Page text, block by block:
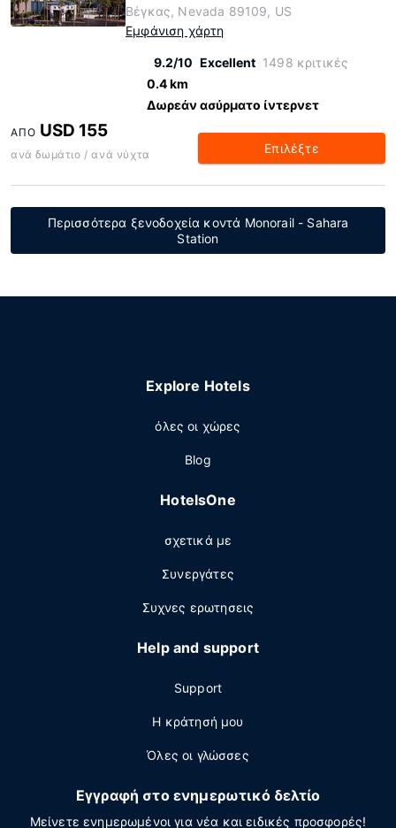
Βέγκας, Nevada 89109, US
Εμφάνιση χάρτη
9.2/10 Excellent 1498 κριτικές
0.4 km
Δωρεάν ασύρματο ίντερνετ
ΑΠΌ USD 155
ανά δωμάτιο / ανά νύχτα Επιλέξτε
Περισσότερα ξενοδοχεία κοντά Monorail - Sahara
Station
Explore Hotels
όλες οι χώρες
Blog
HotelsOne
σχετικά με
Συνεργάτες
Συχνες ερωτησεις
Help and support
Support
Η κράτησή μου
Όλες οι γλώσσες
Εγγραφή στο ενημερωτικό δελτίο
Μείνετε ενημερωμένοι για νέα και ειδικές προσφορές!